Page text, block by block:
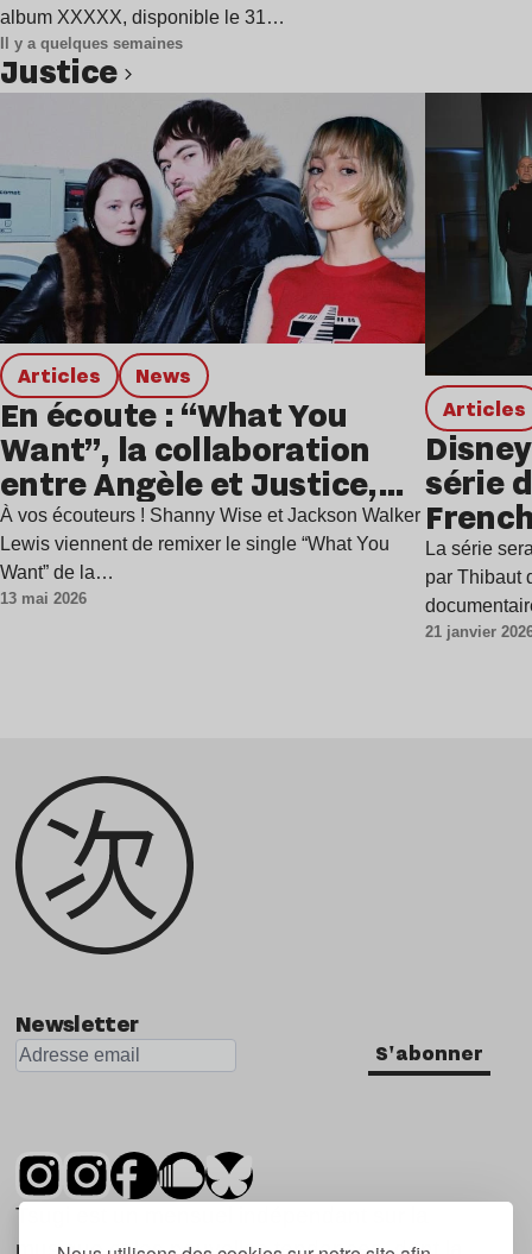
album XXXXX, disponible le 31…
Il y a quelques semaines
Justice
Articles news
En écoute : “What You
Want”, la collaboration
entre Angèle et Justice,
remixée par notre duo du
moment, Fcukers !
À vos écouteurs ! Shanny Wise et Jackson Walker
Lewis viennent de remixer le single “What You
Want” de la…
13 mai 2026
Articles
série
La série
par Thibaut
21 janvier
Newsletter
S'abonner
Tsugi est un mensuel indépendant sur la
musique et les nouvelles tendances, dont la